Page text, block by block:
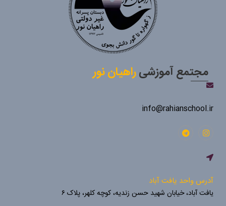
مجتمع آموزشیراهیان نور
info@rahianschool.ir
آدرس واحد یافت آباد
یافت آباد، خیابان شهید حسن زندیه، کوچه کلهر، پلاک ۶